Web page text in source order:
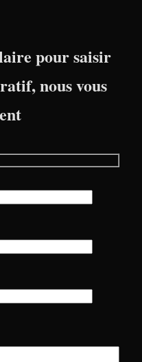
pour saisir
nous vous